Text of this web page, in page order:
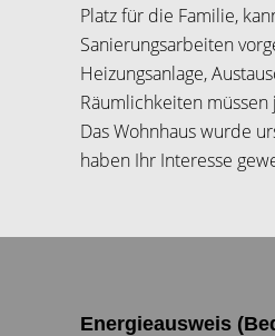
Platz für die Familie,
Sanierungsarbeiten
Heizungsanlage,
Räumlichkeiten
Das Wohnhaus wurde
haben Ihr Interesse
Energieausweis